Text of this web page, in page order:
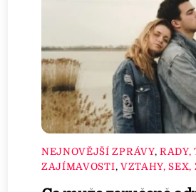
NEJNOVĚJŠÍ ZPRÁVY, RADY,
ZAJÍMAVOSTI, VZTAHY, SEX,